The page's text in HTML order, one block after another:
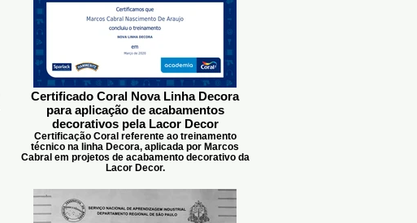
Certificado Coral Nova Linha Decora
para aplicação de acabamentos
decorativos pela Lacor Decor
Certificação Coral referente ao treinamento
técnico na linha Decora, aplicada por Marcos
Cabral em projetos de acabamento decorativo da
Lacor Decor.